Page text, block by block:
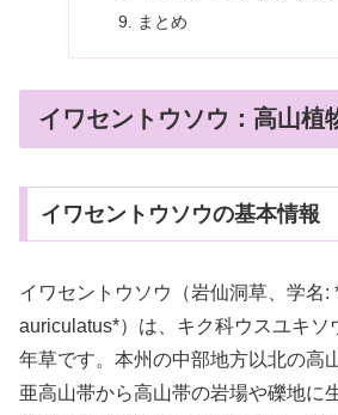
まとめ
イワセントウソウ：高山植
イワセントウソウの基本情報
イワセントウソウ（岩仙洞草、学名:
auriculatus*）は、キク科ウスユキソ
年草です。本州の中部地方以北の高
亜高山帯から高山帯の岩場や礫地に